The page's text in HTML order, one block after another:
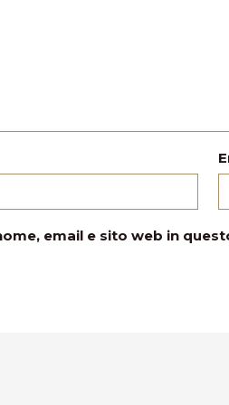
email e sito web in